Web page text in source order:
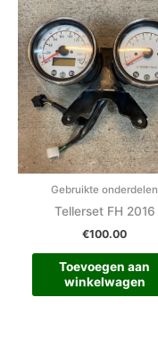
Gebruikte onderdelen
Tellerset FH 2016
€100.00
Toevoegen aan
winkelwagen